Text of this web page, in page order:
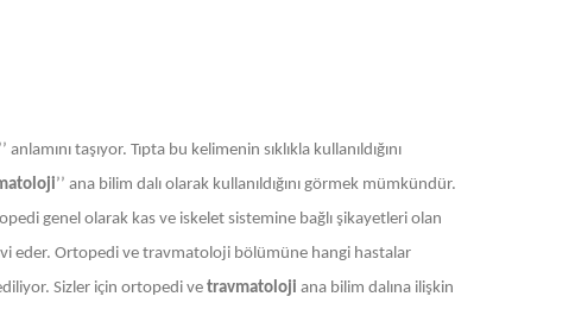
taşıyor. Tıpta bu kelimenin sıklıkla kullanıldığını
’’ ana bilim dalı olarak kullanıldığını görmek mümkündür.
genel olarak kas ve iskelet sistemine bağlı şikayetleri olan
eder. Ortopedi ve travmatoloji bölümüne hangi hastalar
Sizler için ortopedi ve travmatoloji ana bilim dalına ilişkin